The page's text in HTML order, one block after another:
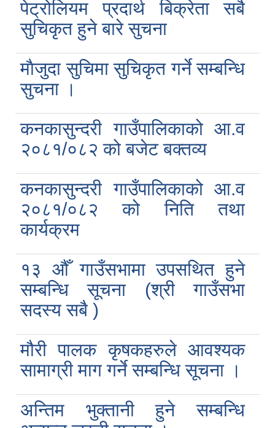
पेट्रोलियम प्रदार्थ बिक्रेता सबै
सुचिकृत हुने बारे सुचना
माैजुदा सुचिमा सुचिकृत गर्ने सम्बन्धि
सुचना ।
कनकासुन्दरी गाउँपालिकाको आ.व
२०८१/०८२ को बजेट बक्तव्य
कनकासुन्दरी गाउँपालिकाको आ.व
२०८१/०८२ को निति तथा
कार्यक्रम
१३ औँ गाउँसभामा उपसथित हुने
सम्बन्धि सूचना (श्री गाउँसभा
सदस्य सबै )
मौरी पालक कृषकहरुले आवश्यक
सामाग्री माग गर्ने सम्बन्धि सूचना ।
अन्तिम भुक्तानी हुने सम्बन्धि